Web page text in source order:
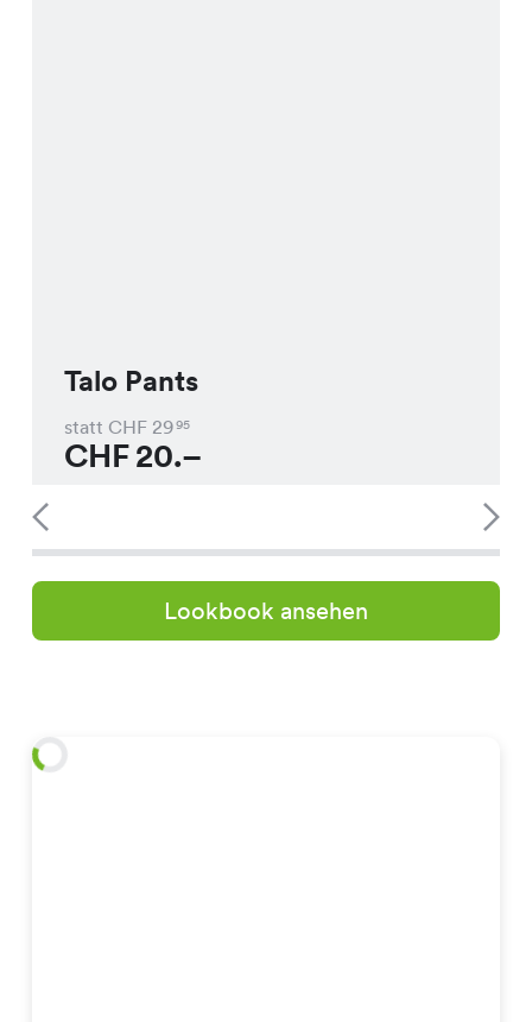
Talo Pants
statt CHF 2995
CHF20.–
Lookbook ansehen